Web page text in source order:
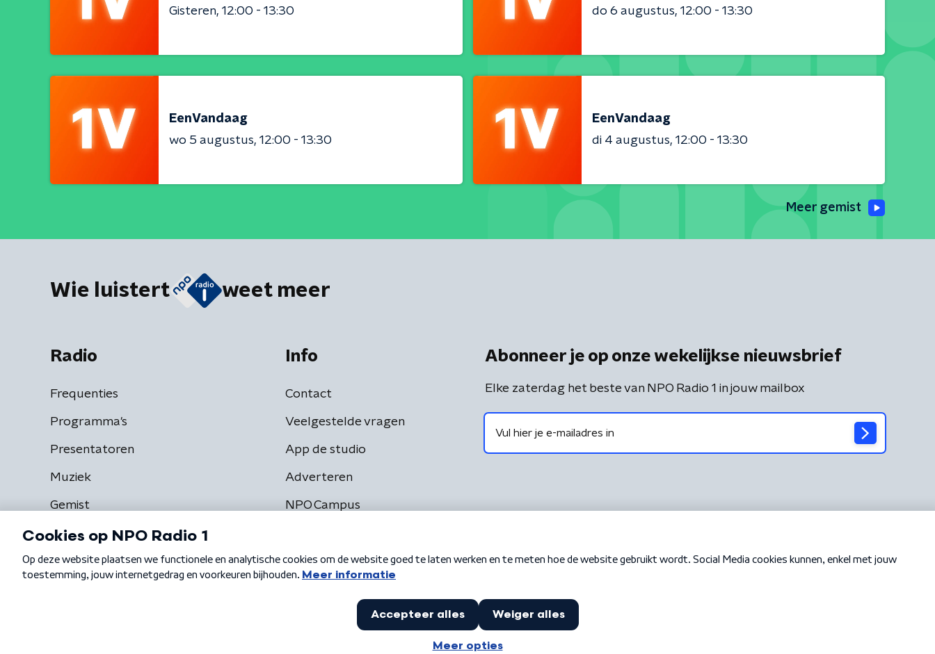
Gisteren 12:00 - 13:30
do 6 augustus 12:00 - 13:30
EenVandaag
wo 5 augustus 12:00 - 13:30
EenVandaag
di 4 augustus 12:00 - 13:30
Meer gemist
Wie luistert weet meer
Radio
Frequenties
Programma's
Presentatoren
Muziek
Gemist
Info
Contact
Veelgestelde vragen
App de studio
Adverteren
NPO Campus
Abonneer je op onze wekelijkse nieuwsbrief
Elke zaterdag het beste van NPO Radio 1 in jouw mailbox
Algemene voorwaarden Privacybeleid